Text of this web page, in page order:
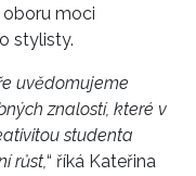
moci
stylisty.
uvědomujeme
znalostí, které v
studenta
růst,“ říká Kateřina